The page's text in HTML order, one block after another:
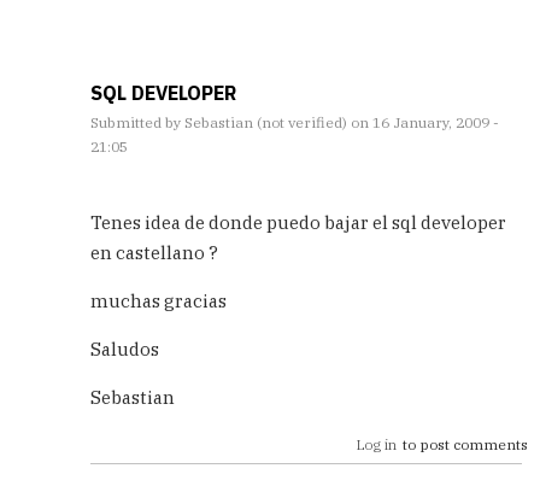
SQL DEVELOPER
Submitted by Sebastian (not verified) on 16 January, 2009 -
21:05
reply
con
by
(not
Tenes idea de donde puedo bajar el sql developer
en castellano ?
muchas gracias
Saludos
Sebastian
Log in to post comments